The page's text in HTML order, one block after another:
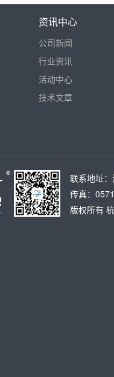
资讯中心
公司新闻
行业资讯
活动中心
技术文章
联系地址
传真：
版权所有